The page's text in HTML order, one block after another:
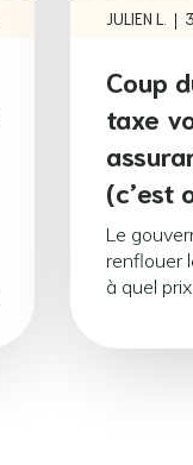
JULIEN L. |
Coup
taxe
(c’est
Le
renflouer
à quel